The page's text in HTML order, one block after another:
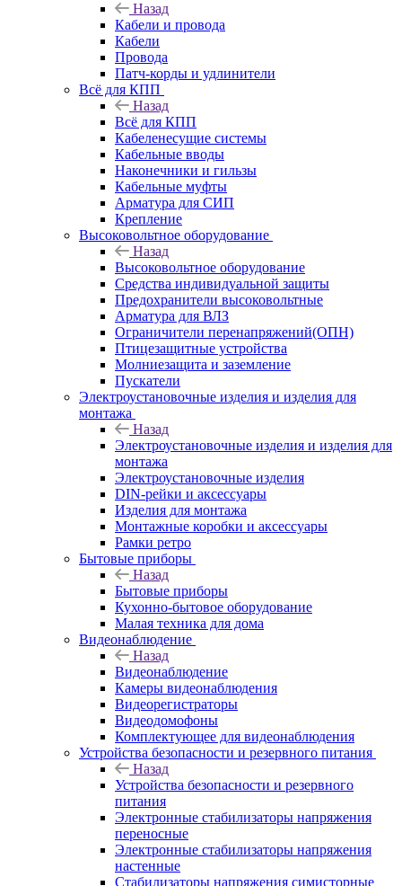
Назад
Кабели и провода
Кабели
Провода
Патч-корды и удлинители
Всё для КПП
Назад
Всё для КПП
Кабеленесущие системы
Кабельные вводы
Наконечники и гильзы
Кабельные муфты
Арматура для СИП
Крепление
Высоковольтное оборудование
Назад
Высоковольтное оборудование
Средства индивидуальной защиты
Предохранители высоковольтные
Арматура для ВЛЗ
Ограничители перенапряжений(ОПН)
Птицезащитные устройства
Молниезащита и заземление
Пускатели
Электроустановочные изделия и изделия для
монтажа
Назад
Электроустановочные изделия и изделия для
монтажа
Электроустановочные изделия
DIN-рейки и аксессуары
Изделия для монтажа
Монтажные коробки и аксессуары
Рамки ретро
Бытовые приборы
Назад
Бытовые приборы
Кухонно-бытовое оборудование
Малая техника для дома
Видеонаблюдение
Назад
Видеонаблюдение
Камеры видеонаблюдения
Видеорегистраторы
Видеодомофоны
Комплектующее для видеонаблюдения
Устройства безопасности и резервного питания
Назад
Устройства безопасности и резервного
питания
Электронные стабилизаторы напряжения
переносные
Электронные стабилизаторы напряжения
настенные
Стабилизаторы напряжения симисторные